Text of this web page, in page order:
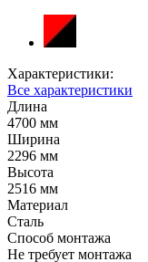
Характеристики:
Все характеристики
Длина
4700 мм
Ширина
2296 мм
Высота
2516 мм
Материал
Сталь
Способ монтажа
Не требует монтажа